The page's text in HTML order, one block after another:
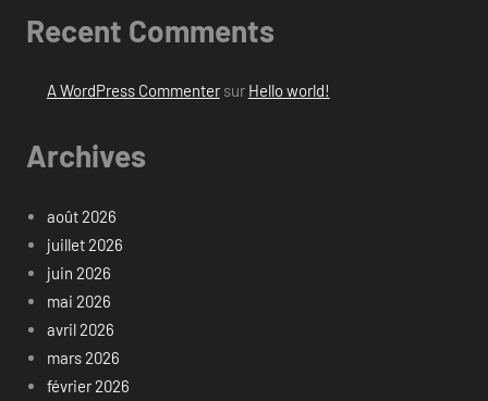
Recent Comments
A WordPress Commentersur Hello world!
Archives
août 2026
juillet 2026
juin 2026
mai 2026
avril 2026
mars 2026
février 2026